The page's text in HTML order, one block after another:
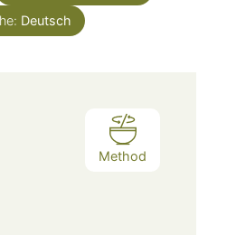
Deutsch
Method